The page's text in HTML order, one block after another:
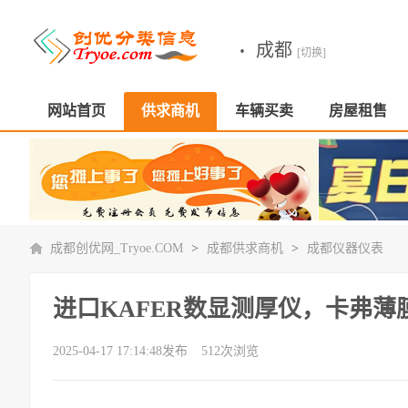
· 成都 [切换]
网站首页 供求商机 车辆买卖 房屋租售
成都创优网_Tryoe.COM > 成都供求商机 > 成都仪器仪表
进口KAFER数显测厚仪，卡弗薄
2025-04-17 17:14:48发布 512次浏览